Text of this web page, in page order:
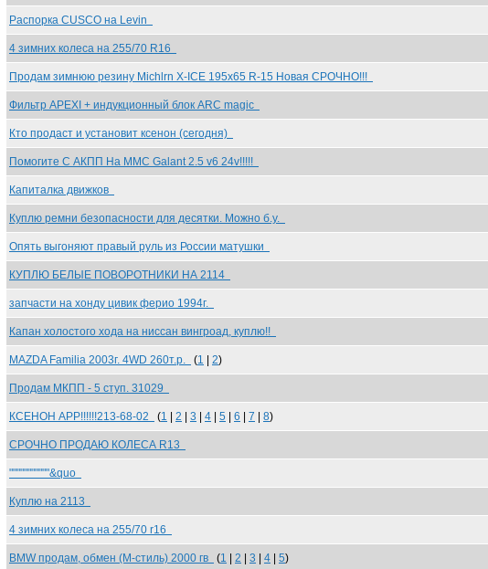
Распорка CUSCO на Levin
4 зимних колеса на 255/70 R16
Продам зимнюю резину Michlrn X-ICE 195x65 R-15 Новая СРОЧНО!!!
Фильтр АPEXI + индукционный блок ARC magic
Кто продаст и установит ксенон (сегодня)
Помогите С АКПП На MMC Galant 2.5 v6 24v!!!!!
Капиталка движков
Куплю ремни безопасности для десятки. Можно б.у.
Опять выгоняют правый руль из России матушки
КУПЛЮ БЕЛЫЕ ПОВОРОТНИКИ НА 2114
запчасти на хонду цивик ферио 1994г.
Капан холостого хода на ниссан вингроад, куплю!!
MAZDA Familia 2003г. 4WD 260т.р. (1 2)
Продам МКПП - 5 ступ. 31029
КСЕНОН APP!!!!!!213-68-02 (1 2 3 4 5 6 7 8)
СРОЧНО ПРОДАЮ КОЛЕСА R13
"""""""""""&quo
Куплю на 2113
4 зимних колеса на 255/70 r16
BMW продам, обмен (М-стиль) 2000 гв (1 2 3 4 5)